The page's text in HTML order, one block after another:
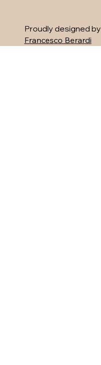
Proudly designed by
Francesco Berardi